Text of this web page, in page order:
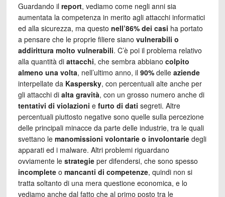
Guardando il report, vediamo come negli anni sia
aumentata la competenza in merito agli attacchi informatici
ed alla sicurezza, ma questo nell’86% dei casi ha portato
a pensare che le proprie filiere siano vulnerabili o
addirittura molto vulnerabili. C’è poi il problema relativo
alla quantità di attacchi, che sembra abbiano colpito
almeno una volta, nell’ultimo anno, il 90%delle aziende
interpellate da Kaspersky, con percentuali alte anche per
gli attacchi di alta gravità, con un grosso numero anche di
tentativi di violazioni e furto di dati segreti. Altre
percentuali piuttosto negative sono quelle sulla percezione
delle principali minacce da parte delle industrie, tra le quali
svettano le manomissioni volontarie o involontariedegli
apparati ed i malware. Altri problemi riguardano
ovviamente le strategieper difendersi, che sono spesso
incompleteo mancanti di competenze, quindi non si
tratta soltanto di una mera questione economica, e lo
vediamo anche dal fatto che al primo posto tra le